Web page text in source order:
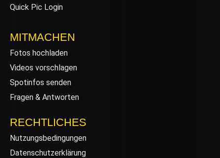
Quick Pic Login
MITMACHEN
Fotos hochladen
Videos vorschlagen
Spotinfos senden
Fragen & Antworten
RECHTLICHES
Nutzungsbedingungen
Datenschutzerklärung